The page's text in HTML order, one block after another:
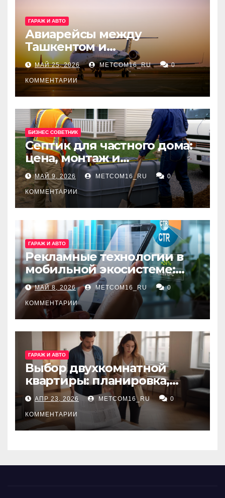
ГАРАЖ И АВТО
Авиарейсы между
Ташкентом и
Екатеринбургом
МАЙ 25, 2026 METCOM16_RU 0
КОММЕНТАРИИ
БИЗНЕС СОВЕТНИК
Септик для частного дома:
цена, монтаж и
организация автономной
канализации
МАЙ 9, 2026 METCOM16_RU 0
КОММЕНТАРИИ
ГАРАЖ И АВТО
Рекламные технологии в
мобильной экосистеме:
ключевые сервисы и
принципы работы
МАЙ 8, 2026 METCOM16_RU 0
КОММЕНТАРИИ
ГАРАЖ И АВТО
Выбор двухкомнатной
квартиры: планировка,
состояние жилья и
проверка документов
АПР 23, 2026 METCOM16_RU 0
КОММЕНТАРИИ